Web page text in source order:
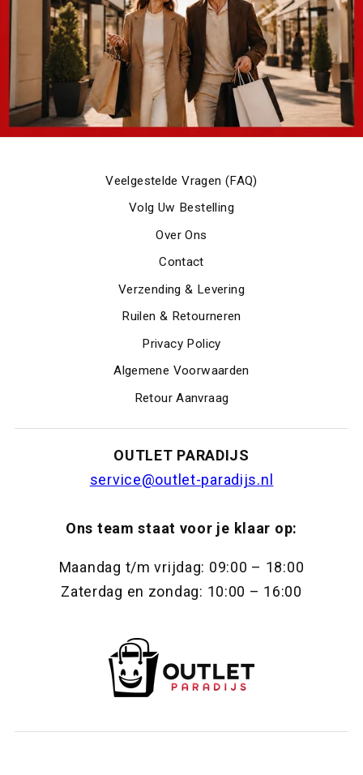
Veelgestelde Vragen (FAQ)
Volg Uw Bestelling
Over Ons
Contact
Verzending & Levering
Ruilen & Retourneren
Privacy Policy
Algemene Voorwaarden
Retour Aanvraag
OUTLET PARADIJS
service@outlet-paradijs.nl
Ons team staat voor je klaar op:
Maandag t/m vrijdag: 09:00 – 18:00
Zaterdag en zondag: 10:00 – 16:00